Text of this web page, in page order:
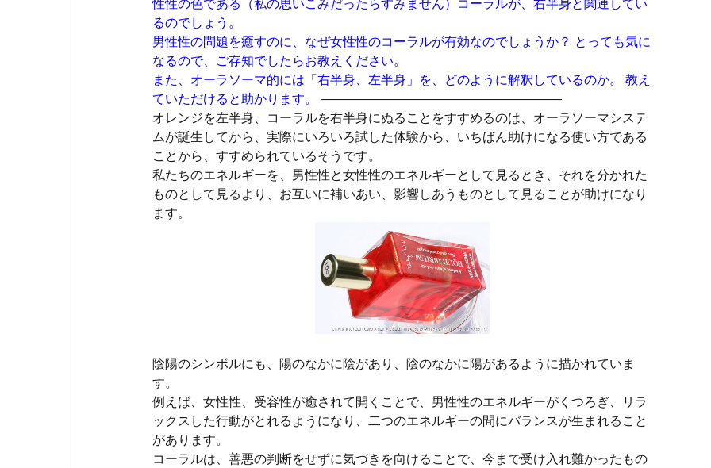
性性の色である（私の思いこみだったらすみません）コーラルが、右半身と関連してい
るのでしょう。
男性性の問題を癒すのに、なぜ女性性のコーラルが有効なのでしょうか？ とっても気に
なるので、ご存知でしたらお教えください。
また、オーラソーマ的には「右半身、左半身」を、どのように解釈しているのか。 教え
ていただけると助かります。 ———————————————————
オレンジを左半身、コーラルを右半身にぬることをすすめるのは、オーラソーマシステ
ムが誕生してから、実際にいろいろ試した体験から、いちばん助けになる使い方である
ことから、すすめられているそうです。
私たちのエネルギーを、男性性と女性性のエネルギーとして見るとき、それを分かれた
ものとして見るより、お互いに補いあい、影響しあうものとして見ることが助けになり
ます。
陰陽のシンボルにも、陽のなかに陰があり、陰のなかに陽があるように描かれていま
す。
例えば、女性性、受容性が癒されて開くことで、男性性のエネルギーがくつろぎ、リラ
ックスした行動がとれるようになり、二つのエネルギーの間にバランスが生まれること
があります。
コーラルは、善悪の判断をせずに気づきを向けることで、今まで受け入れ難かったもの